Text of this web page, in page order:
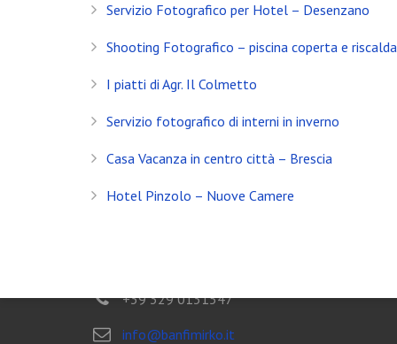
Servizio Fotografico per Hotel – Desenzano
Shooting Fotografico – piscina coperta e
I piatti di Agr. Il Colmetto
Servizio fotografico di interni in inverno
Casa Vacanza in centro città – Brescia
Hotel Pinzolo – Nuove Camere
Servizio Fotografico Immobiliare – Brescia
Con l’arrivo del 2021 inizia anche il decimo anno
Shooting in Limonaia
Update Showroom CLERICI
CONTATTI
+39 329 0131547
info@banfimirko.it